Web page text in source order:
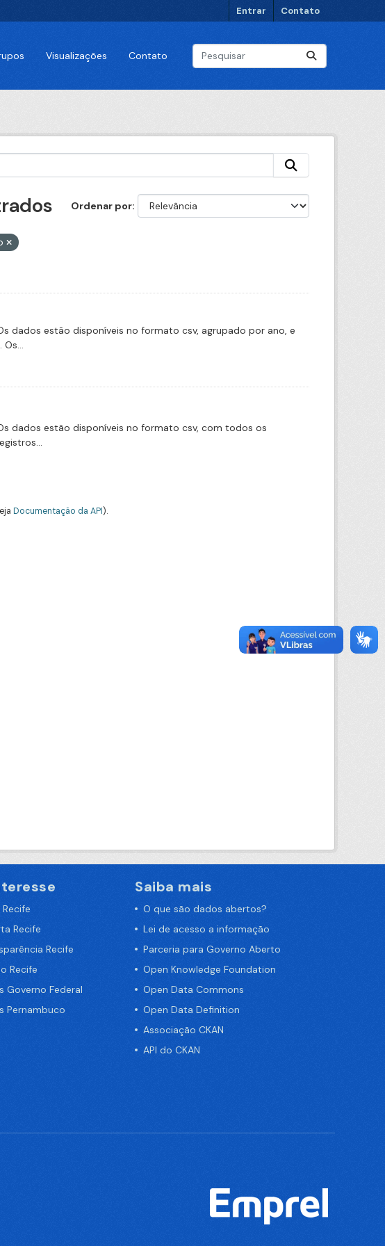
Entrar Contato
Visualizações Contato
Ordenar por
dados estão disponíveis no formato csv, agrupado por ano, e
dados estão disponíveis no formato csv, com todos os
Documentação da API).
Recife
Recife
Recife
Governo Federal
Pernambuco
Saiba mais
O que são dados abertos?
Lei de acesso a informação
Parceria para Governo Aberto
Open Knowledge Foundation
Open Data Commons
Open Data Definition
Associação CKAN
API do CKAN